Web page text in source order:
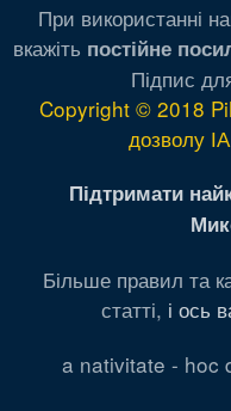
При використанні
вкажіть постійне
Підпис
Copyright © 2018
дозволу
Підтримати
Більше правил та
статті, і ось
a nativitate - hoc